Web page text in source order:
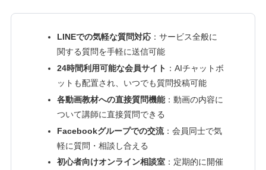
LINEでの気軽な質問対応 ：サービス全般に
関する質問を手軽に送信可能
24時間利用可能な会員サイト ：AIチャットボ
ットも配置され、いつでも質問投稿可能
各動画教材への直接質問機能：動画の内容に
ついて講師に直接質問できる
Facebookグループでの交流：会員同士で気
軽に質問・相談し合える
初心者向けオンライン相談室 ：定期的に開催